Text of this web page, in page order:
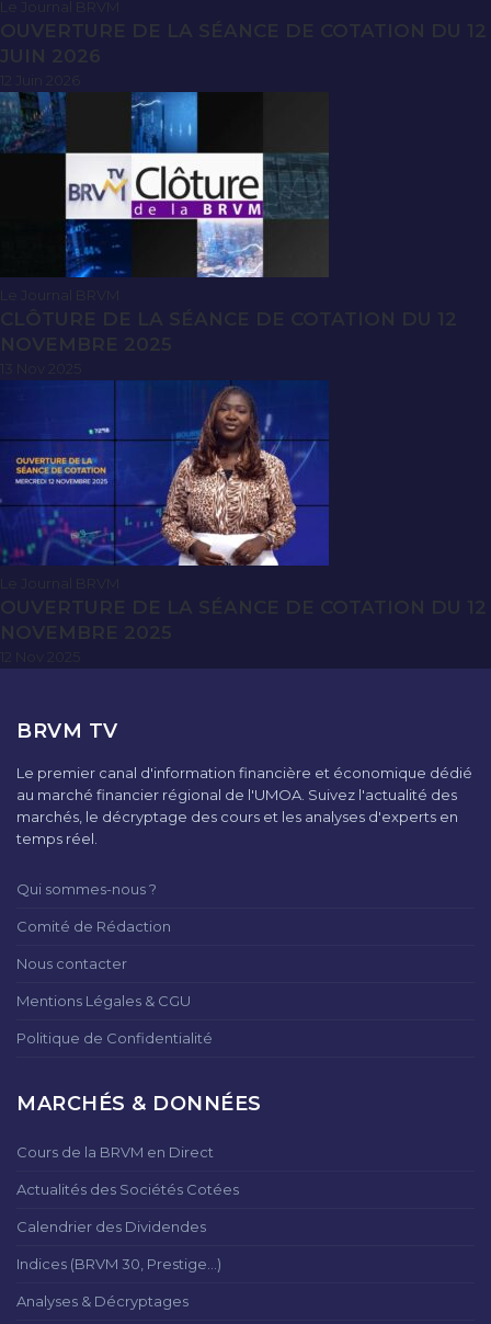
Le Journal BRVM
OUVERTURE DE LA SÉANCE DE COTATION DU 12
JUIN 2026
Le Journal BRVM
CLÔTURE DE LA SÉANCE DE COTATION DU 12
NOVEMBRE 2025
Le Journal BRVM
OUVERTURE DE LA SÉANCE DE COTATION DU 12
NOVEMBRE 2025
BRVM TV
Le premier canal d'information financière et économique dédié
au marché financier régional de l'UMOA. Suivez l'actualité des
marchés, le décryptage des cours et les analyses d'experts en
temps réel.
Qui sommes-nous ?
Comité de Rédaction
Nous contacter
Mentions Légales & CGU
Politique de Confidentialité
MARCHÉS & DONNÉES
Cours de la BRVM en Direct
Actualités des Sociétés Cotées
Calendrier des Dividendes
Indices (BRVM 30, Prestige...)
Analyses & Décryptages